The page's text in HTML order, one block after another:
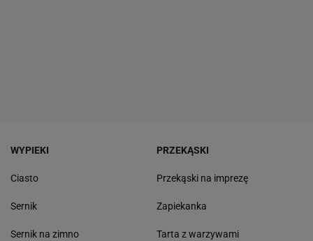
WYPIEKI
Ciasto
Sernik
Sernik na zimno
PRZEKĄSKI
Przekąski na imprezę
Zapiekanka
Tarta z warzywami